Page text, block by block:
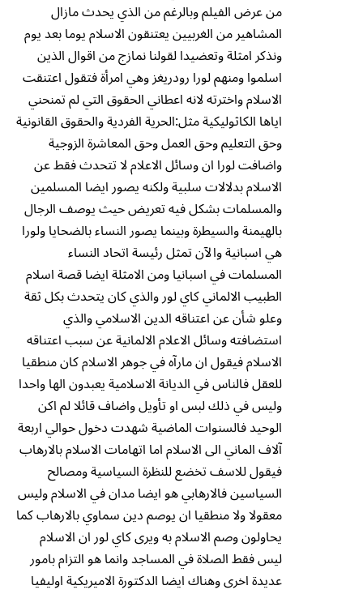
من عرض الفيلم وبالرغم من الذي يحدث مازال
المشاهير من الغربيين يعتنقون الاسلام يوما بعد يوم
ونذكر امثلة وتعضيدا لقولنا نمازج من اقوال الذين
اسلموا ومنهم لورا رودريغز وهي امرأة فتقول اعتنقت
الاسلام واخترته لانه اعطاني الحقوق التي لم تمنحني
اياها الكاثوليكية مثل:الحرية الفردية والحقوق القانونية
وحق التعليم وحق العمل وحق المعاشرة الزوجية
واضافت لورا ان وسائل الاعلام لا تتحدث فقط عن
الاسلام بدلالات سلبية ولكنه يصور ايضا المسلمين
والمسلمات بشكل فيه تعريض حيث يوصف الرجال
بالهيمنة والسيطرة وبينما يصور النساء بالضحايا ولورا
هي اسبانية والآن تمثل رئيسة اتحاد النساء
المسلمات في اسبانيا ومن الامثلة ايضا قصة اسلام
الطبيب الالماني كاي لور والذي كان يتحدث بكل ثقة
وعلو شأن عن اعتناقه الدين الاسلامي والذي
استضافته وسائل الاعلام الالمانية عن سبب اعتناقه
الاسلام فيقول ان مارآه في جوهر الاسلام كان منطقيا
للعقل فالناس في الديانة الاسلامية يعبدون الها واحدا
وليس في ذلك لبس او تأويل واضاف قائلا لم اكن
الوحيد فالسنوات الماضية شهدت دخول حوالي اربعة
آلاف الماني الى الاسلام اما اتهامات الاسلام بالارهاب
فيقول للاسف تخضع للنظرة السياسية ومصالح
السياسين فالارهابي هو ايضا مدان في الاسلام وليس
معقولا ولا منطقيا ان يوصم دين سماوي بالارهاب كما
يحاولون وصم الاسلام به ويرى كاي لور ان الاسلام
ليس فقط الصلاة في المساجد وانما هو التزام بامور
عديدة اخرى وهناك ايضا الدكتورة الاميريكية اوليفيا